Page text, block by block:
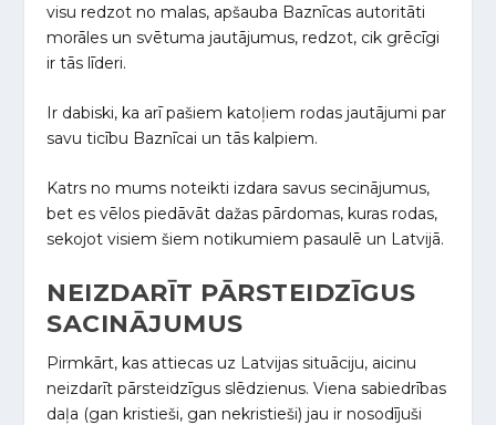
visu redzot no malas, apšauba Baznīcas autoritāti
morāles un svētuma jautājumus, redzot, cik grēcīgi
ir tās līderi.
Ir dabiski, ka arī pašiem katoļiem rodas jautājumi par
savu ticību Baznīcai un tās kalpiem.
Katrs no mums noteikti izdara savus secinājumus,
bet es vēlos piedāvāt dažas pārdomas, kuras rodas,
sekojot visiem šiem notikumiem pasaulē un Latvijā.
NEIZDARĪT PĀRSTEIDZĪGUS
SACINĀJUMUS
Pirmkārt, kas attiecas uz Latvijas situāciju, aicinu
neizdarīt pārsteidzīgus slēdzienus. Viena sabiedrības
daļa (gan kristieši, gan nekristieši) jau ir nosodījuši